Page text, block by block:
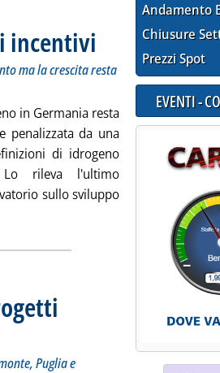
incentivi . Sottotitolo: Lo studio E.On-
. Pubblicata venerdì 29
ma la crescita resta
in Germania resta
penalizzata da una
di idrogeno
rileva l'ultimo
sullo sviluppo
si muove con gli incentivi'
Friuli-Venezia Giulia, Piemonte, Puglia e Umbria)
Puglia e
Andamento
Chiusure
Prezzi Spot
EVENTI -